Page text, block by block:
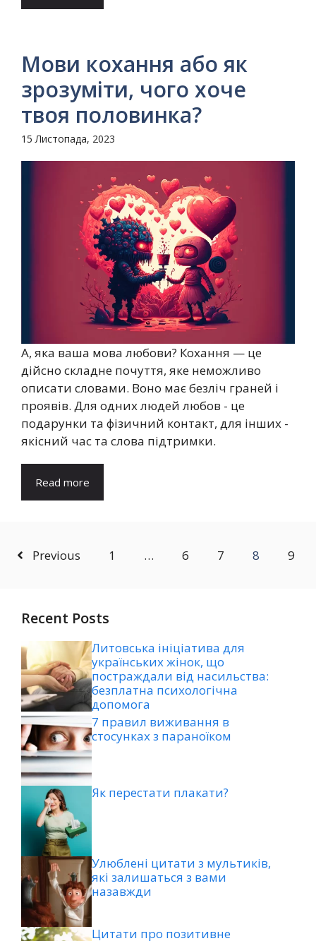
Мови кохання або як
зрозуміти, чого хоче
твоя половинка?
15 Листопада, 2023
А, яка ваша мова любови? Кохання — це
дійсно складне почуття, яке неможливо
описати словами. Воно має безліч граней і
проявів. Для одних людей любов - це
подарунки та фізичний контакт, для інших -
якісний час та слова підтримки.
Read more
Previous 1 … 6 7 8 9
Recent Posts
Литовська ініціатива для
українських жінок, що
постраждали від насильства:
безплатна психологічна
допомога
7 правил виживання в
стосунках з параноїком
Як перестати плакати?
Улюблені цитати з мультиків,
які залишаться з вами
назавжди
Цитати про позитивне